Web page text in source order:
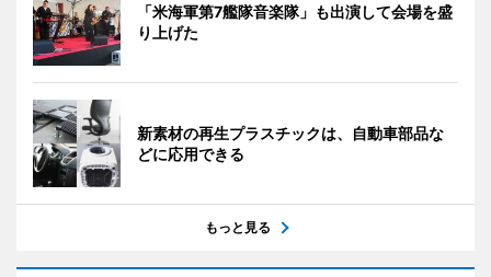
「米海軍第7艦隊音楽隊」も出演して会場を盛
り上げた
新素材の再生プラスチックは、自動車部品な
どに応用できる
もっと見る